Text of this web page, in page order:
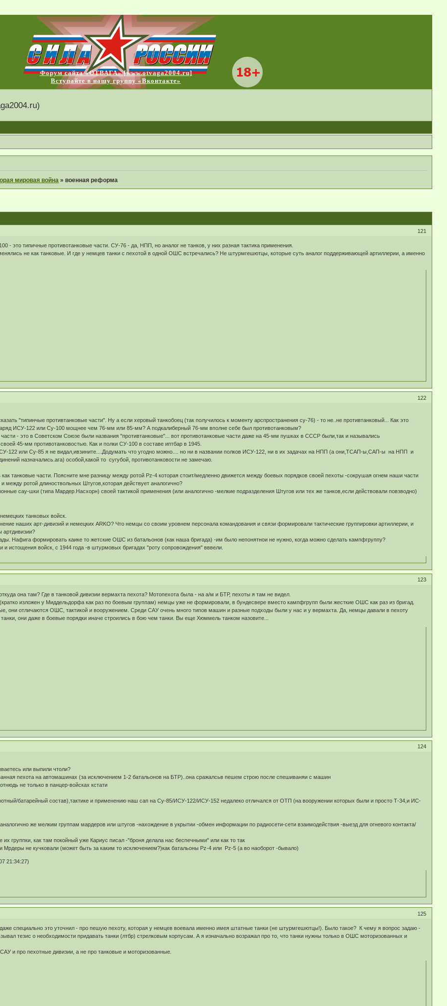
Форум сайта «ОТВАГА» [www.otvaga2004.ru]
Вступайте в нашу группу «Вконтакте»
мировая война »военная реформа
121
- это типичные противотанковые части. СУ-76 - да, НПП, но аналог не танков, у них разная тактика применения.
не как танковые. И где у немцев танки с пехотой в одной ОШС встречались? Не штурмгешютцы, которые суть аналог поддерживающей артиллерии, а именно
122
"типинчые противтанковые части". Ну а если херовый танкобоец (так получилось к моменту арспространения су-76) - то не..не противтанковый... Как это
ИСУ-122 или Су-100 мощнее чем 76-мм или 85-мм? А подкалиберный 76-мм вполне себе был противотанковым?
- это в Советском Союзе были названия "противтанковые"... вот противотанковые части даже на 45-мм пушках в СССР были,так и назывались
45-мм противотанковостью. Как и полки СУ-100 в составе иптбар в 1945.
122 или Су-85 я не видал,ивзините....Додумать что угодно можно.... но ни в названии полков ИСУ-122, ни в их задачах на НПП (а они,ТСАП-ы,САП-ы на НПП и
назначались.ага) особой,какой то сугубой, противотанковости не замечаю.
танковые части. Поясните мне разницу между ротой Pz-4 которая стоит/медленно движется между боевых порядков своей пехоты -сокрушая огнем наши части
ротой длиноствольных Штугов,которая действует аналогично?
сау-шки (типа Мардер.Насхорн) своей тактикой применения (или аналогично -мелкие подразделения Штугов или тех же танков,если действовали повзводно)
танковых войск.
наших арт-дивизий и немецких ARKO? Что немцы со своим уровнем персонала командования и связи формировали тактические группировки артиллерии, и
артдивизии?
Нафига формировать каике то жетские ОШС из батальонов (как наша бригада) -им было непонятнои не нужно, когда можно сделать кампфгруппу?
и истощения войск, с 1944 года -в штурмовых бригадах "роту сопровождения" вввели.
123
она там? Где в танковой дивизии вермахта пехота? Мотопехота была - на а/м и БТР, пехоты я там не видел.
изложен у Миддельдорфа как раз по боевым группам) немцы уже не формировали, в бундесвере вместо кампфгрупп были жесткие ОШС как раз из бригад.
они отличаются ОШС, тактикой и вооружением. Среди САУ очень много типов машин и разные подходы были у нас и у вермахта. Да, немцы давали в пехоту
они даже в боевые порядки иначе строились в бою чем танки. Вы еще Хюммель танком назовите...
124
или выпили чтоли?
пехота на автомашинах (за исключением 1-2 батальонов на БТР)..она сражалсьв пешем строю после спешиваняи с машин
не только в панцер-войсках кстати
батарейный состав),тактике и применению наш сап на Су-85/ИСУ-122/ИСУ-152 недалеко отличался от ОТП (на вооружении которых были и просто Т-34,и ИС-
же мелким группам мардеров или штугов -нахождение в укрытии -обмен информации по радиосети-сети взаимодействия -выезд для огневого контакта/
их группки, как там покойный уже Кариус писал -"броня делала нас беспечными" или как то так
Мрдеры не кучковали (может быть за каким то исключением?)как батальоны Pz-4 или Pz-5 (а во наоборот -бывало)
21:34:27)
125
специально это уточнил - про пешую пехоту, которая у немцев воевала именно имея штатные танки (не штурмгешютцы!). Было такое? К чему я вопрос задаю -
тезис о необходимости придавать танки (лтбр) стрелковым корпусам. А я изначально возражал про то, что танки нужны только в ОШС моторизованных и
и про пехотные дивизии, а не про танковые и моторизованные.